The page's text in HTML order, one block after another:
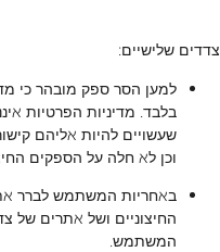
צדדים שלישיים:
למען הסר ספק מובהר כי
בלבד. מדיניות הפרטיות
שעשויים להיות אליהם
וכן לא חלה על הספקים
באחריות המשתמש לברר
החיצוניים ושל אתרים של
המשתמש.